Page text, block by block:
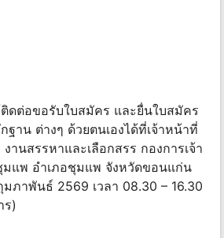
ดต่อขอรับใบสมัคร และยื่นใบสมัคร
ฐาน ต่างๆ ด้วยตนเองได้ที่เจ้าหน้าที่
านสรรหาและเลือกสรร กองการเจ้า
มแพ อําเภอชุมแพ จังหวัดขอนแก่น
ภาพันธ์ 2569 เวลา 08.30 – 16.30
ร)